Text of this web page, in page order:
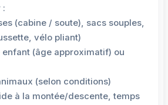
:
(cabine / soute), sacs souples,
vélo pliant)
enfant (âge approximatif) ou
(selon conditions)
à la montée/descente, temps